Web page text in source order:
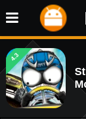
4.3